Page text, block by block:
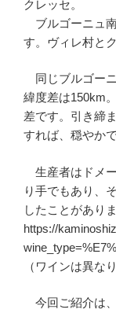
クレッセ。
ブルゴーニュ
す。ヴィレ村と
同じブルゴーニ
緯度差は150km
差です。引き締
すれば、穏やか
生産者はドメ
り手でもあり、
したことがありま
https://
（ワインは異な
今回ご紹介は